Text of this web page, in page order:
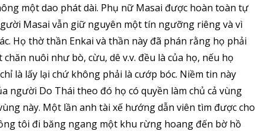
một dao phát dài. Phụ nữ Masai được hoàn toàn tự
Masai vẫn giữ nguyên một tín ngưỡng riêng và vì
Họ thờ thần Enkai và thần này đã phán rằng họ phải
nuôi như bò, cừu, dê v.v. đều là của họ, nếu họ
là lấy lại chứ không phải là cướp bóc. Niềm tin này
người Do Thái theo đó họ có quyền làm chủ cả vùng
này. Một lần anh tài xế hướng dẫn viên tìm được cho
tôi đi băng ngang một khu rừng hoang đến bờ hồ